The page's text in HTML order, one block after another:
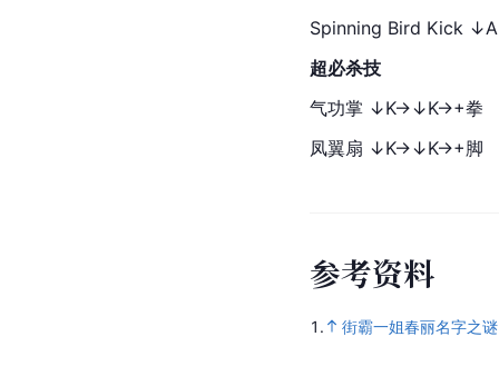
Spinning Bird Kick
超必杀技
气功掌 ↓K→↓K→+拳
凤翼扇 ↓K→↓K→+脚
参考资料
1. 街霸一姐春丽名字之